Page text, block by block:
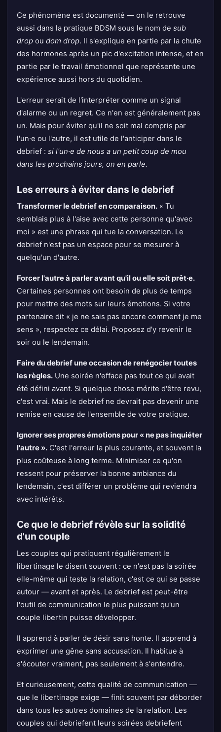
Ce phénomène est documenté — on le retrouve
aussi dans la pratique BDSM sous le nom desub
drop oudom drop. Il s'explique en partie par la chute
des hormones après un pic d'excitation intense, et en
partie par le travail émotionnel que représente une
expérience aussi hors du quotidien.
L'erreur serait de l'interpréter comme un signal
d'alarme ou un regret. Ce n'en est généralement pas
un. Mais pour éviter qu'il ne soit mal compris par
l'un·e ou l'autre, il est utile de l'anticiper dans le
debrief :si l'un·e de nous a un petit coup de mou
dans les prochains jours, on en parle.
Les erreurs à éviter dans le debrief
Transformer le debrief en comparaison. « Tu
semblais plus à l'aise avec cette personne qu'avec
moi » est une phrase qui tue la conversation. Le
debrief n'est pas un espace pour se mesurer à
quelqu'un d'autre.
Forcer l'autre à parler avant qu'il ou elle soit prêt·e.
Certaines personnes ont besoin de plus de temps
pour mettre des mots sur leurs émotions. Si votre
partenaire dit « je ne sais pas encore comment je me
sens », respectez ce délai. Proposez d'y revenir le
soir ou le lendemain.
Faire du debrief une occasion de renégocier toutes
les règles. Une soirée n'efface pas tout ce qui avait
été défini avant. Si quelque chose mérite d'être revu,
c'est vrai. Mais le debrief ne devrait pas devenir une
remise en cause de l'ensemble de votre pratique.
Ignorer ses propres émotions pour « ne pas inquiéter
l'autre ». C'est l'erreur la plus courante, et souvent la
plus coûteuse à long terme. Minimiser ce qu'on
ressent pour préserver la bonne ambiance du
lendemain, c'est différer un problème qui reviendra
avec intérêts.
Ce que le debrief révèle sur la solidité
d'un couple
Les couples qui pratiquent régulièrement le
libertinage le disent souvent : ce n'est pas la soirée
elle-même qui teste la relation, c'est ce qui se passe
autour — avant et après. Le debrief est peut-être
l'outil de communication le plus puissant qu'un
couple libertin puisse développer.
Il apprend à parler de désir sans honte. Il apprend à
exprimer une gêne sans accusation. Il habitue à
s'écouter vraiment, pas seulement à s'entendre.
Et curieusement, cette qualité de communication —
que le libertinage exige — finit souvent par déborder
dans tous les autres domaines de la relation. Les
couples qui debriefent leurs soirées debriefent